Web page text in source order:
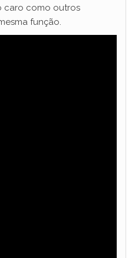
caro como outros
função.